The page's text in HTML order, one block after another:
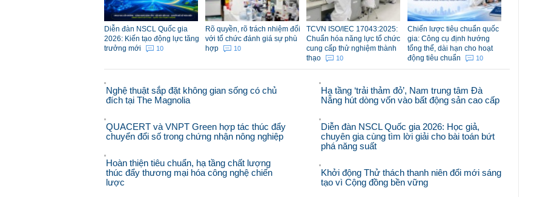
Diễn đàn NSCL Quốc gia
2026: Kiến tạo động lực tăng
trưởng mới
10
Rõ quyền, rõ trách nhiệm đối
với tổ chức đánh giá sự phù
hợp
10
TCVN ISO/IEC 17043:2025:
Chuẩn hóa năng lực tổ chức
cung cấp thử nghiệm thành
thạo
10
Chiến lược tiêu chuẩn quốc
gia: Công cụ định hướng
tổng thể, dài hạn cho hoạt
động tiêu chuẩn
10
Nghệ thuật sắp đặt không gian sống có chủ
đích tại The Magnolia
QUACERT và VNPT Green hợp tác thúc đẩy
chuyển đổi số trong chứng nhận nông nghiệp
Hoàn thiện tiêu chuẩn, hạ tầng chất lượng
thúc đẩy thương mại hóa công nghệ chiến
lược
Hạ tầng ‘trải thảm đỏ’, Nam trung tâm Đà
Nẵng hút dòng vốn vào bất động sản cao cấp
Diễn đàn NSCL Quốc gia 2026: Học giả,
chuyên gia cùng tìm lời giải cho bài toán bứt
phá năng suất
Khởi động Thử thách thanh niên đổi mới sáng
tạo vì Cộng đồng bền vững